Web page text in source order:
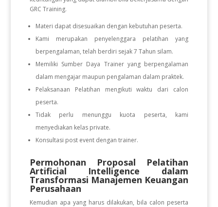
GRC Training.
Materi dapat disesuaikan dengan kebutuhan peserta.
Kami merupakan penyelenggara pelatihan yang
berpengalaman, telah berdiri sejak 7 Tahun silam.
Memiliki Sumber Daya Trainer yang berpengalaman
dalam mengajar maupun pengalaman dalam praktek.
Pelaksanaan Pelatihan mengikuti waktu dari calon
peserta.
Tidak perlu menunggu kuota peserta, kami
menyediakan kelas private.
Konsultasi post event dengan trainer.
Permohonan Proposal Pelatihan
Artificial Intelligence dalam
Transformasi Manajemen Keuangan
Perusahaan
Kemudian apa yang harus dilakukan, bila calon peserta